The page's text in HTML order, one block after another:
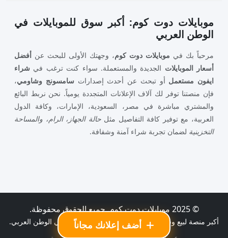
موبايلات دوت كوم: أكبر سوق للموبايلات في
الوطن العربي
مرحباً بك في موبايلات دوت كوم، وجهتك الأولى للبحث عن أفضل
أسعار الموبايلات الجديدة والمستعملة. سواء كنت ترغب في شراء
ايفون مستعمل أو تبحث عن أحدث إصدارات سامسونج وشاومي،
فإن منصتنا توفر لك آلاف الإعلانات المتجددة يومياً. نحن نربط البائع
والمشتري مباشرة في مصر، السعودية، الإمارات، وكافة الدول
العربية، مع توفير كافة التفاصيل مثلحالة الجهاز، الرام، والمساحة
التخزينية لضمان تجربة شراء آمنة وشفافة.
© 2025 موبايلات دوت كوم. جميع الحقوق محفوظة.
أكبر منصة لبيع وشراء الموبايلات الجديدة والمستعملة في الوطن العربي.
أضف إعلانك مجاناً